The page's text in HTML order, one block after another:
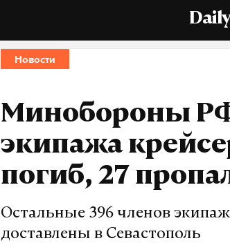
Новости
Минобороны
экипажа
погиб, 27
Остальные 396 членов
доставлены в Севастополь